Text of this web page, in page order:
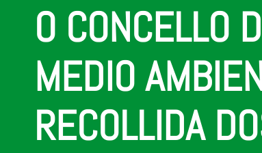
O CONCELLO
MEDIO
RECOLLIDA